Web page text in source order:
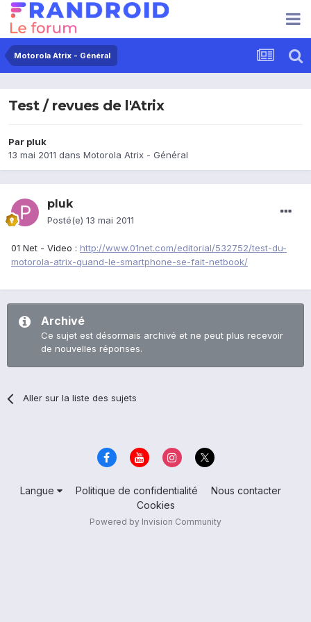
Motorola Atrix - Général
Test / revues de l'Atrix
Par pluk
13 mai 2011 dans Motorola Atrix - Général
pluk
Posté(e) 13 mai 2011
01 Net - Video : http://www.01net.com/editorial/532752/test-du-
motorola-atrix-quand-le-smartphone-se-fait-netbook/
Archivé
Ce sujet est désormais archivé et ne peut plus recevoir
de nouvelles réponses.
Aller sur la liste des sujets
Langue Politique de confidentialité
Nous contacter
Cookies
Powered by Invision Community